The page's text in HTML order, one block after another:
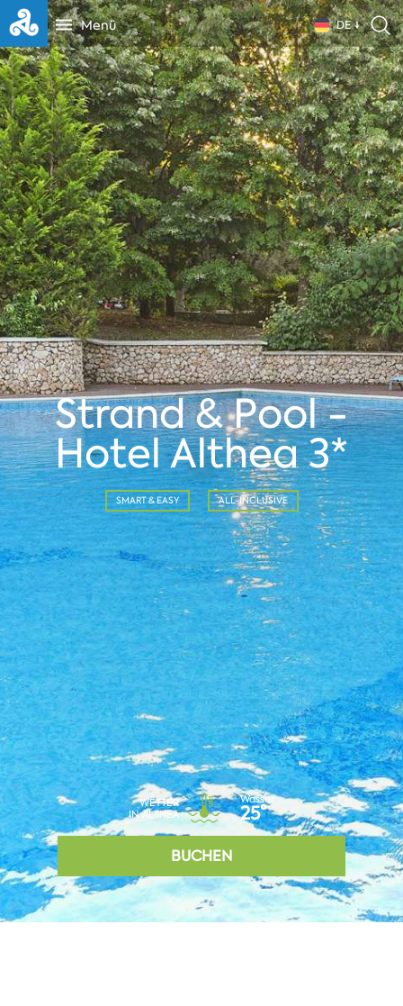
Menü DE
Strand & Pool -
Hotel Althea 3*
SMART & EASY ALL-INCLUSIVE
WETTER
IN ALTHEA
Wasser
25°
BUCHEN